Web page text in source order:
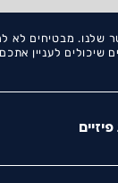
שלנו. מבטיחים לא
שיכולים